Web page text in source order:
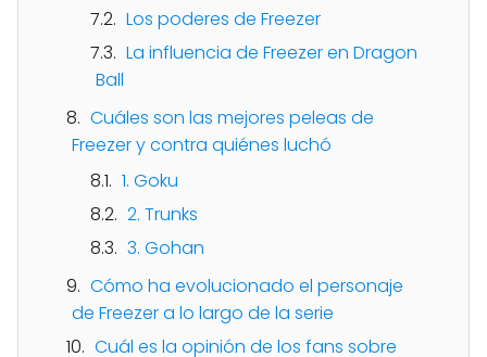
Los poderes de Freezer
La influencia de Freezer en Dragon
Ball
Cuáles son las mejores peleas de
Freezer y contra quiénes luchó
1. Goku
2. Trunks
3. Gohan
Cómo ha evolucionado el personaje
de Freezer a lo largo de la serie
Cuál es la opinión de los fans sobre